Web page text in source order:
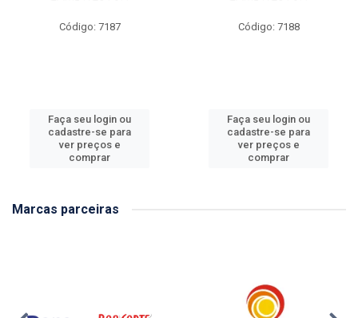
Código: 7187
Faça seu login ou
cadastre-se para
ver preços e
comprar
Código: 7188
Faça seu login ou
cadastre-se para
ver preços e
comprar
Marcas parceiras